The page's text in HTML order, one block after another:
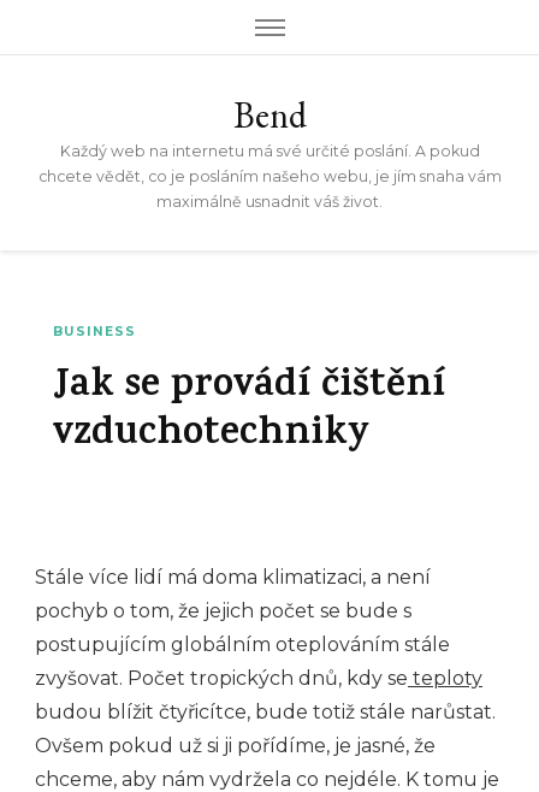
Bend
Každý web na internetu má své určité poslání. A pokud
chcete vědět, co je posláním našeho webu, je jím snaha vám
maximálně usnadnit váš život.
BUSINESS
Jak se provádí čištění
vzduchotechniky
Stále více lidí má doma klimatizaci, a není
pochyb o tom, že jejich počet se bude s
postupujícím globálním oteplováním stále
zvyšovat. Počet tropických dnů, kdy se teploty
budou blížit čtyřicítce, bude totiž stále narůstat.
Ovšem pokud už si ji pořídíme, je jasné, že
chceme, aby nám vydržela co nejdéle. K tomu je